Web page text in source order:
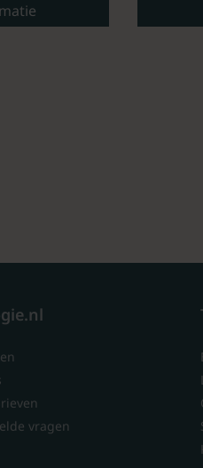
vragen